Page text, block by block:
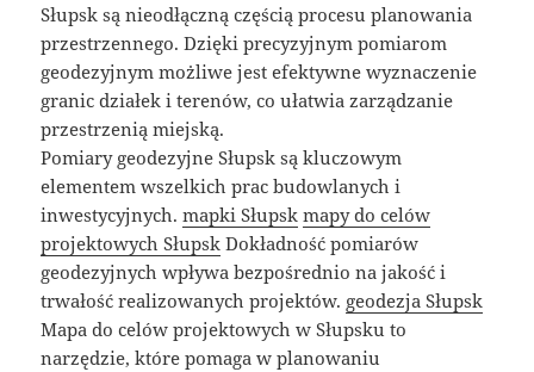
Słupsk są nieodłączną częścią procesu planowania
przestrzennego. Dzięki precyzyjnym pomiarom
geodezyjnym możliwe jest efektywne wyznaczenie
granic działek i terenów, co ułatwia zarządzanie
przestrzenią miejską.
Pomiary geodezyjne Słupsk są kluczowym
elementem wszelkich prac budowlanych i
inwestycyjnych.mapki Słupsk mapy do celów
projektowych Słupsk Dokładność pomiarów
geodezyjnych wpływa bezpośrednio na jakość i
trwałość realizowanych projektów. geodezja Słupsk
Mapa do celów projektowych w Słupsku to
narzędzie, które pomaga w planowaniu